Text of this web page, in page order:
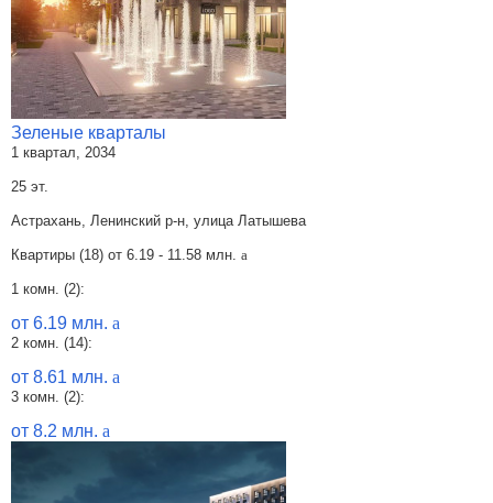
Зеленые кварталы
1 квартал, 2034
25 эт.
Астрахань, Ленинский р-н, улица Латышева
Квартиры (18) от 6.19 - 11.58 млн. a
1 комн. (2):
от 6.19 млн. a
2 комн. (14):
от 8.61 млн. a
3 комн. (2):
от 8.2 млн. a